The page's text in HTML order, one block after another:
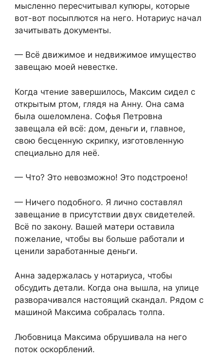
мысленно пересчитывал купюры, которые
вот-вот посыплются на него. Нотариус начал
зачитывать документы.
— Всё движимое и недвижимое имущество
завещаю моей невестке.
Когда чтение завершилось, Максим сидел с
открытым ртом, глядя на Анну. Она сама
была ошеломлена. Софья Петровна
завещала ей всё: дом, деньги и, главное,
свою бесценную скрипку, изготовленную
специально для неё.
— Что? Это невозможно! Это подстроено!
— Ничего подобного. Я лично составлял
завещание в присутствии двух свидетелей.
Всё по закону. Вашей матери оставила
пожелание, чтобы вы больше работали и
ценили заработанные деньги.
Анна задержалась у нотариуса, чтобы
обсудить детали. Когда она вышла, на улице
разворачивался настоящий скандал. Рядом с
машиной Максима собралась толпа.
Любовница Максима обрушивала на него
поток оскорблений.